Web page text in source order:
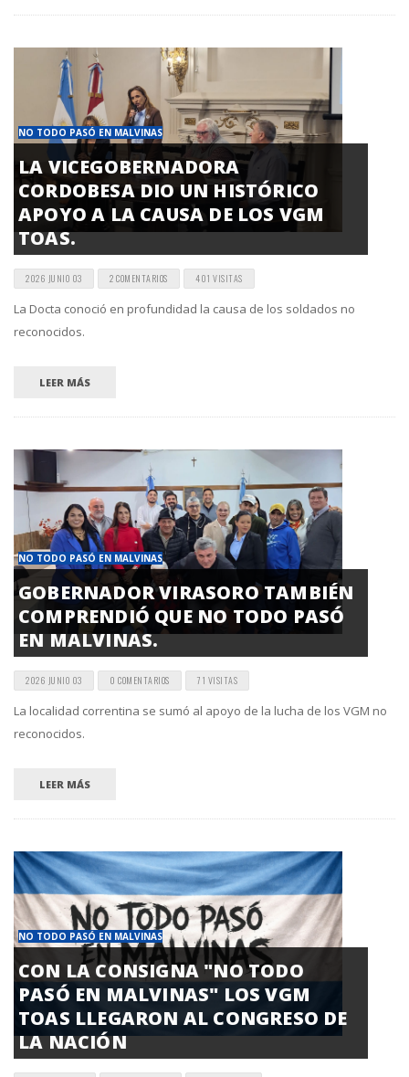
NO TODO PASÓ EN MALVINAS
LA VICEGOBERNADORA
CORDOBESA DIO UN HISTÓRICO
APOYO A LA CAUSA DE LOS VGM
TOAS.
2026 JUNIO 03 2 COMENTARIOS 401 VISITAS
La Docta conoció en profundidad la causa de los soldados no
reconocidos.
LEER MÁS
NO TODO PASÓ EN MALVINAS
GOBERNADOR VIRASORO TAMBIÉN
COMPRENDIÓ QUE NO TODO PASÓ
EN MALVINAS.
2026 JUNIO 03 0 COMENTARIOS 71 VISITAS
La localidad correntina se sumó al apoyo de la lucha de los VGM no
reconocidos.
LEER MÁS
NO TODO PASÓ EN MALVINAS
CON LA CONSIGNA "NO TODO
PASÓ EN MALVINAS" LOS VGM
TOAS LLEGARON AL CONGRESO DE
LA NACIÓN